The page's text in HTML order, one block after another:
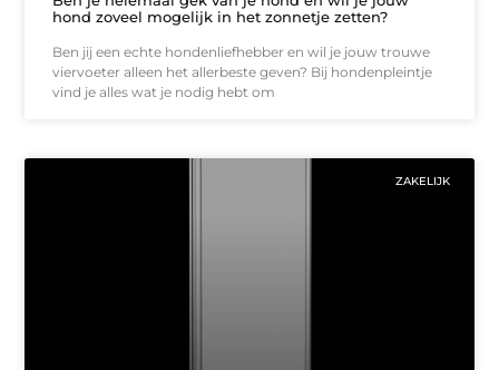
hond zoveel mogelijk in het zonnetje zetten?
Ben jij een echte hondenliefhebber en wil je jouw trouwe
viervoeter alleen het allerbeste geven? Bij hondenpleintje
vind je alles wat je nodig hebt om
ZAKELIJK